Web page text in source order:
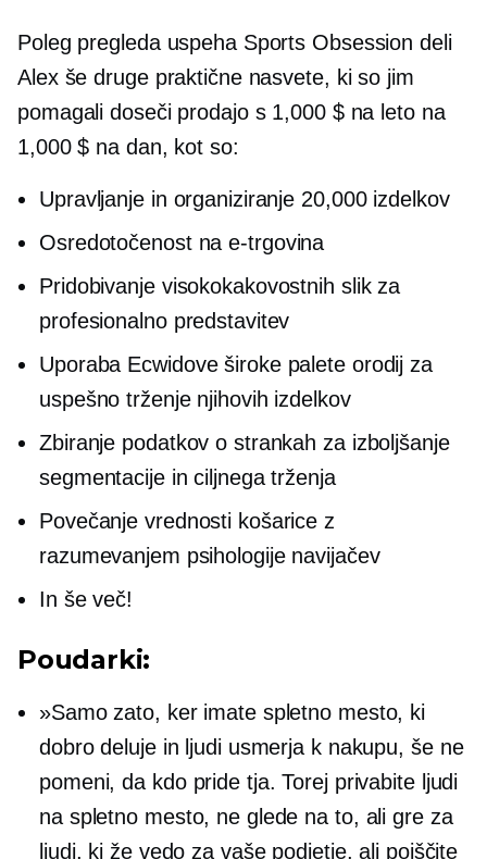
Poleg pregleda uspeha Sports Obsession deli
Alex še druge praktične nasvete, ki so jim
pomagali doseči prodajo s 1,000 $ na leto na
1,000 $ na dan, kot so:
Upravljanje in organiziranje 20,000 izdelkov
Osredotočenost nae-trgovina
Pridobivanje visokokakovostnih slik za
profesionalno predstavitev
Uporaba Ecwidove široke palete orodij za
uspešno trženje njihovih izdelkov
Zbiranje podatkov o strankah za izboljšanje
segmentacije in ciljnega trženja
Povečanje vrednosti košarice z
razumevanjem psihologije navijačev
In še več!
Poudarki:
»Samo zato, ker imate spletno mesto, ki
dobro deluje in ljudi usmerja k nakupu, še ne
pomeni, da kdo pride tja. Torej privabite ljudi
na spletno mesto, ne glede na to, ali gre za
ljudi, ki že vedo za vaše podjetje, ali poiščite